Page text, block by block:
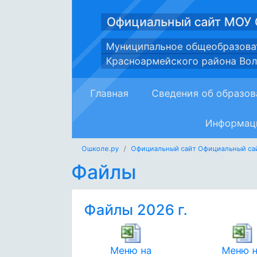
Официальный сайт
Муниципальное
Красноармейского района
Главная Сведения об
Ошколе.ру Официальный сайт Официальный
Файлы
Файлы 2026 г.
Меню на
Меню